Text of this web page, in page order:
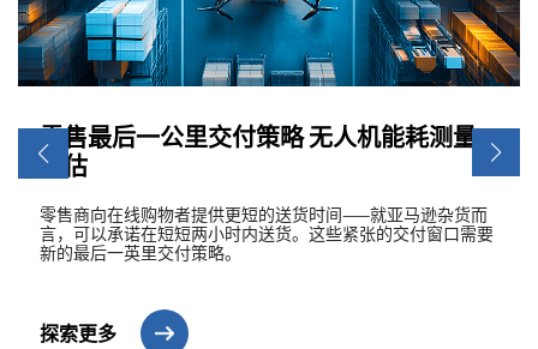
零售最后一公里交付策略 无人机能耗测量
评估
零售商向在线购物者提供更短的送货时间——就亚马逊杂货而
言，可以承诺在短短两小时内送货。这些紧张的交付窗口需要
新的最后一英里交付策略。
探索更多